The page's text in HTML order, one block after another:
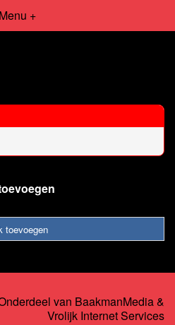
Menu +
toevoegen
van BaakmanMedia&
Vrolijk Internet Services